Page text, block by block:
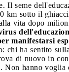
Il seme
km sotto il
vita dopo
manifestarsi
chi ha sentito
di nuovo in
Non hanno voglia